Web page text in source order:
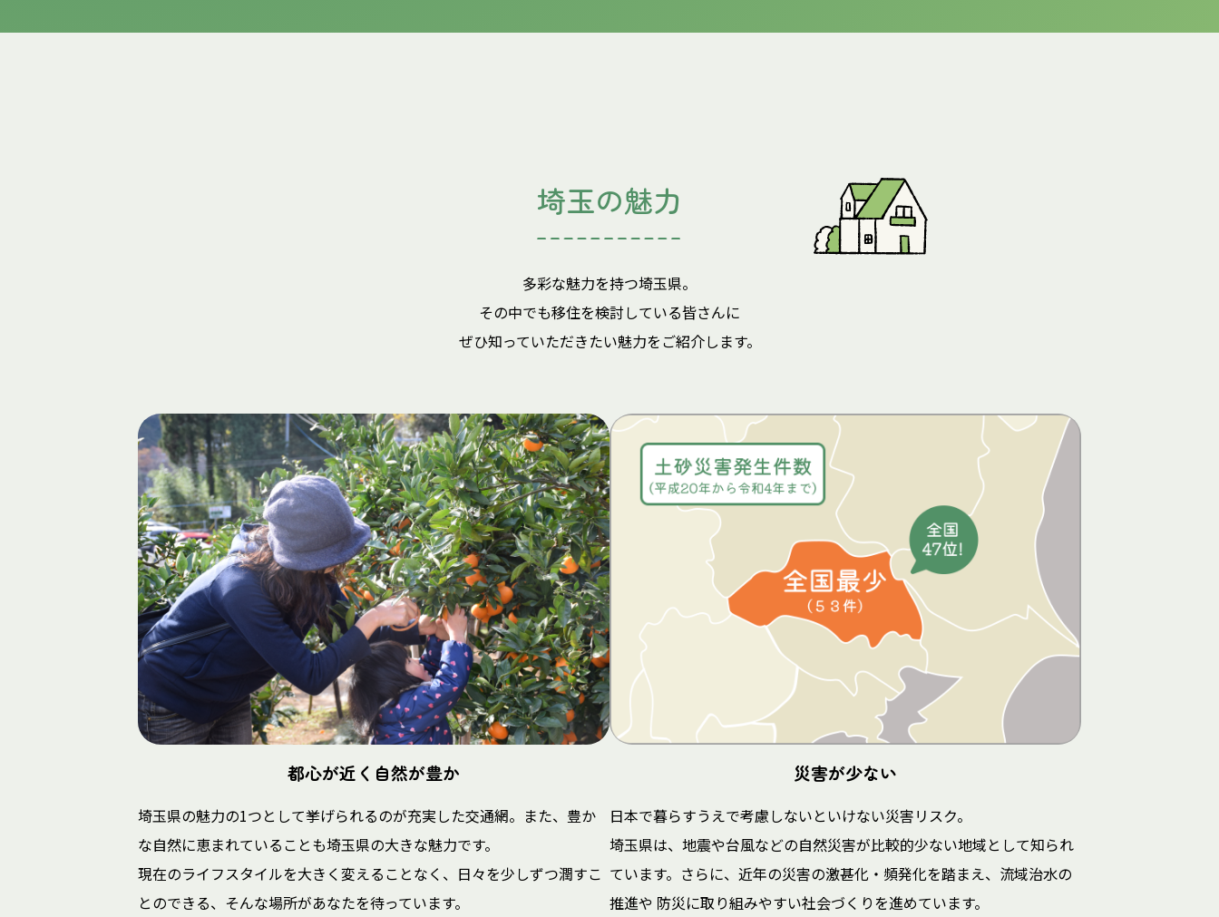
埼玉の魅力
多彩な魅力を持つ埼玉県。
その中でも移住を検討している皆さんに
ぜひ知っていただきたい魅力をご紹介します。
都心が近く自然が豊か
埼玉県の魅力の1つとして挙げられるのが充実した交通網。また、豊か
な自然に恵まれていることも埼玉県の大きな魅力です。
現在のライフスタイルを大きく変えることなく、日々を少しずつ潤すこ
とのできる、そんな場所があなたを待っています。
災害が少ない
日本で暮らすうえで考慮しないといけない災害リスク。
埼玉県は、地震や台風などの自然災害が比較的少ない地域として知られ
ています。さらに、近年の災害の激甚化・頻発化を踏まえ、流域治水の
推進や 防災に取り組みやすい社会づくりを進めています。